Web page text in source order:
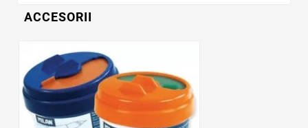
ACCESORII